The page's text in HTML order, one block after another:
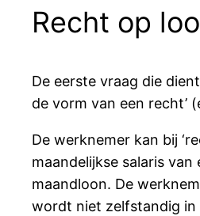
Recht op
De eerste vraag die
de vorm van een recht’
De werknemer kan bij
maandelijkse salaris
maandloon. De
wordt niet zelfstandig